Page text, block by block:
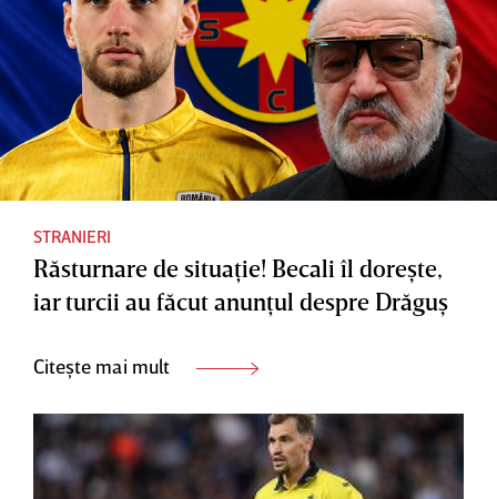
STRANIERI
Răsturnare de situaţie! Becali îl doreşte,
iar turcii au făcut anunţul despre Drăguş
Citește mai mult